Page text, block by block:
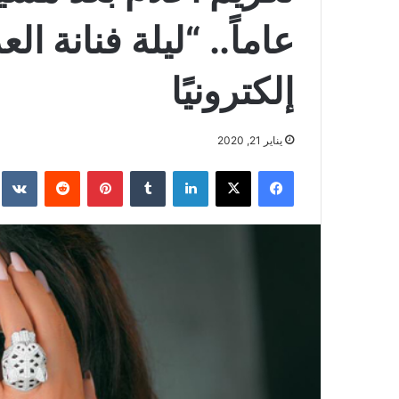
عاماً.. “ليلة فنانة
إلكترونيًا
يناير 21, 2020
فيسبوك ‫X لينكدإن بينتيريست